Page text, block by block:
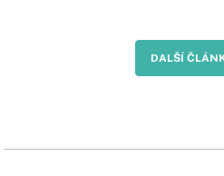
DALŠÍ